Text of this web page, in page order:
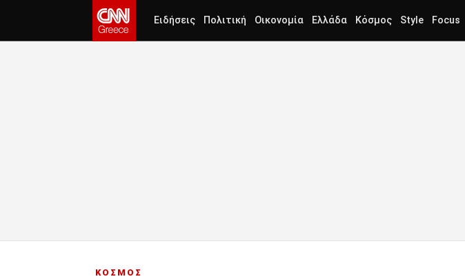
Ειδήσεις Πολιτική Οικονομία Ελλάδα Κόσμος Style Focus
ΚΟΣΜΟΣ